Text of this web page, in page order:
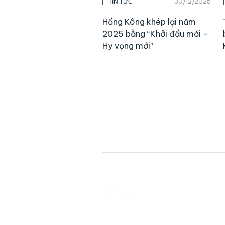
Hồng Kông khép lại năm
2025 bằng “Khởi đầu mới –
Hy vọng mới”